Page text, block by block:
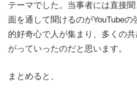
テーマでした。当事者には直接
面を通して聞けるのがYouTube
的好奇心で人が集まり、多くの
がっていったのだと思います。
まとめると、